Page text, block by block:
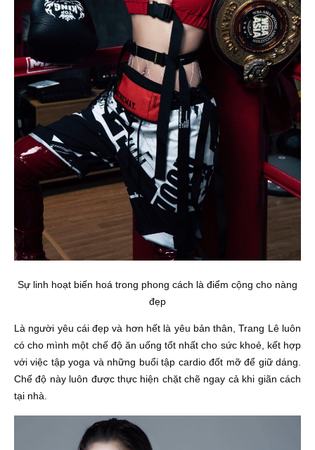
Sự linh hoạt biến hoá trong phong cách là điểm cộng cho nàng
đẹp
Là người yêu cái đẹp và hơn hết là yêu bản thân, Trang Lê luôn
có cho mình một chế độ ăn uống tốt nhất cho sức khoẻ, kết hợp
với việc tập yoga và những buổi tập cardio đốt mỡ để giữ dáng.
Chế độ này luôn được thực hiện chặt chẽ ngay cả khi giãn cách
tại nhà.